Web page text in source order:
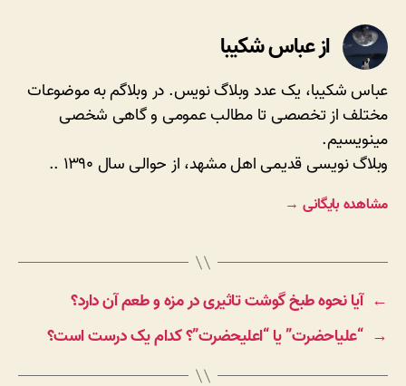
از عباس شکیبا
عباس شکیبا، یک عدد وبلاگ نویس. در وبلاگم به موضوعات
مختلف از تخصصی تا مطالب عمومی و گاهی شخصی
مینویسیم.
وبلاگ نویسی قدیمی اهل مشهد، از حوالی سال ۱۳۹۰ ..
مشاهده بایگانی →
← آیا نحوه طبخ گوشت تاثیری در مزه و طعم آن دارد؟
→ “علیاحضرت” یا “اعلیحضرت”؟ کدام یک درست است؟